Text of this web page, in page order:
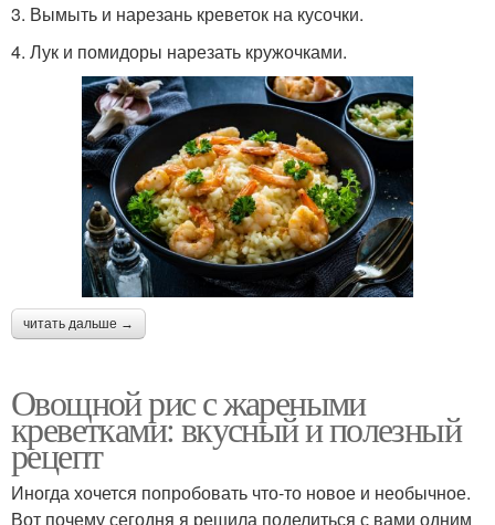
3. Вымыть и нарезань креветок на кусочки.
4. Лук и помидоры нарезать кружочками.
читать дальше →
Овощной рис с жареными
креветками: вкусный и полезный
рецепт
Иногда хочется попробовать что-то новое и необычное.
Вот почему сегодня я решила поделиться с вами одним